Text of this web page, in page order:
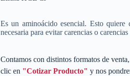
Es un aminoácido esencial. Esto
necesaria para evitar carencias o
Contamos con distintos formatos de
clic en "Cotizar Producto" y nos